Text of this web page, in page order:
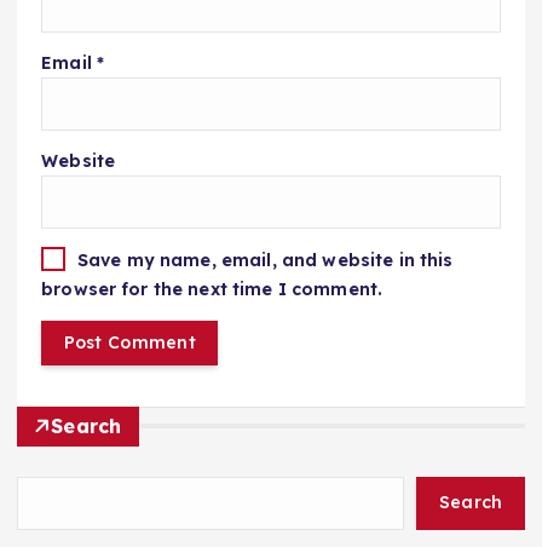
Email *
Website
Save my name, email, and website in this
browser for the next time I comment.
Search
Search